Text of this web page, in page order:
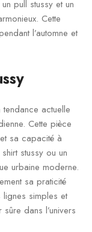
pull stussy et un
Cette
l’automne et
actuelle
Cette pièce
sa capacité à
stussy ou un
urbaine moderne.
sa praticité
simples et
dans l’univers